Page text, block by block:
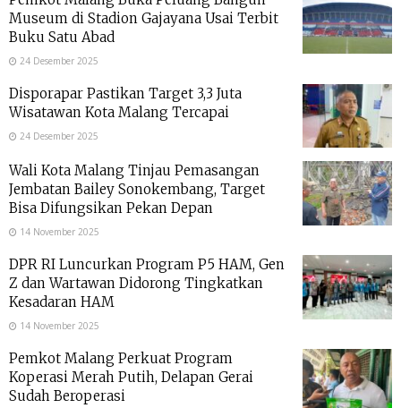
Museum di Stadion Gajayana Usai Terbit
Buku Satu Abad
24 Desember 2025
Disporapar Pastikan Target 3,3 Juta
Wisatawan Kota Malang Tercapai
24 Desember 2025
Wali Kota Malang Tinjau Pemasangan
Jembatan Bailey Sonokembang, Target
Bisa Difungsikan Pekan Depan
14 November 2025
DPR RI Luncurkan Program P5 HAM, Gen
Z dan Wartawan Didorong Tingkatkan
Kesadaran HAM
14 November 2025
Pemkot Malang Perkuat Program
Koperasi Merah Putih, Delapan Gerai
Sudah Beroperasi